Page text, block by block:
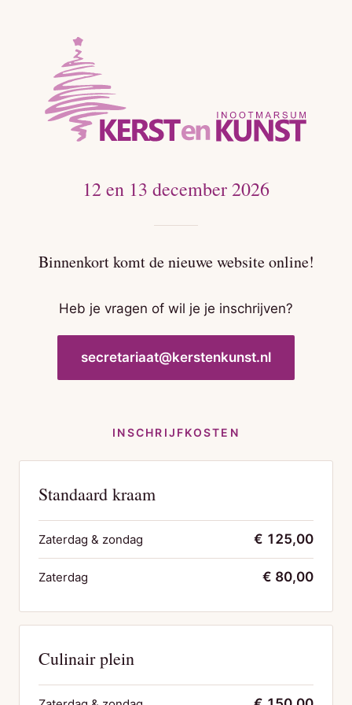
Kerst & Kunst
12 en 13 december 2026
Binnenkort komt de nieuwe website online!
Heb je vragen of wil je je inschrijven?
secretariaat@kerstenkunst.nl
INSCHRIJFKOSTEN
Standaard kraam
Zaterdag & zondag € 125,00
Zaterdag € 80,00
Culinair plein